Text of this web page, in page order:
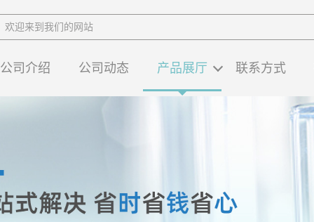
欢迎来到我们的网站
公司介绍 公司动态 产品展厅 联系方式